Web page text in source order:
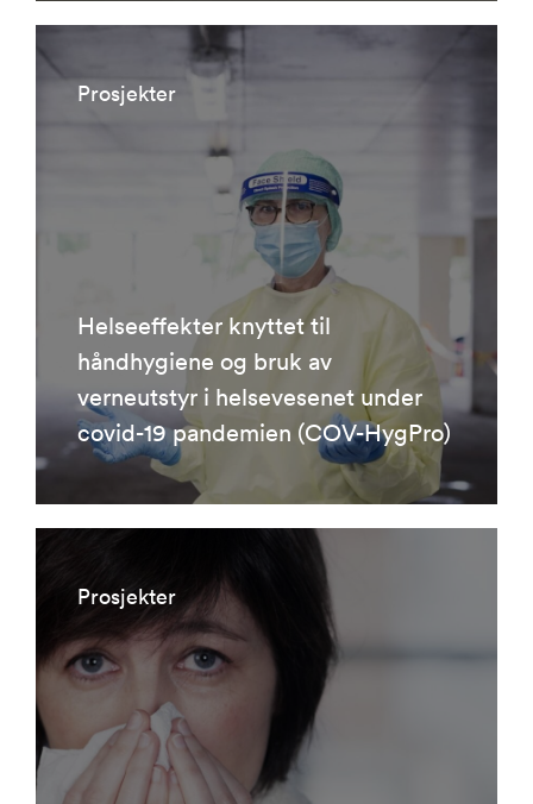
Prosjekter
Helseeffekter knyttet til
håndhygiene og bruk av
verneutstyr i helsevesenet under
covid-19 pandemien (COV-HygPro)
Prosjekter